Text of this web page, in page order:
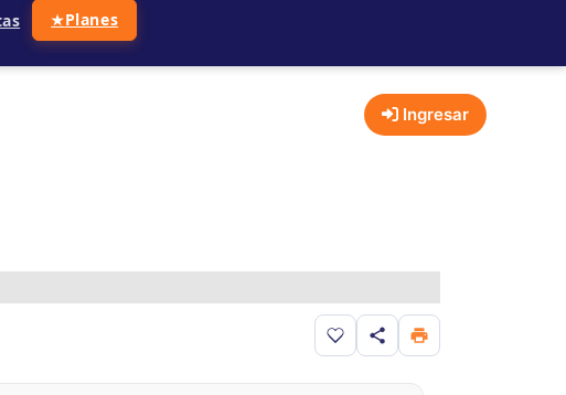
★Planes
Ingresar
Guardar en favoritos